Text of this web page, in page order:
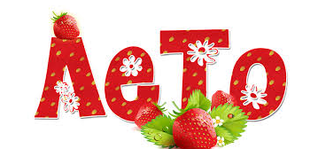
информационный контент